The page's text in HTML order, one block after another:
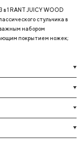
1 RANT JUICY WOOD
стульчика в
набором
покрытием ножек;